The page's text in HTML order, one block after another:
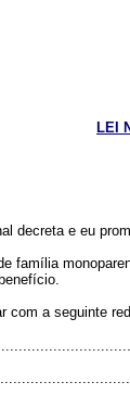
LEI
decreta e eu
família
com a seguinte